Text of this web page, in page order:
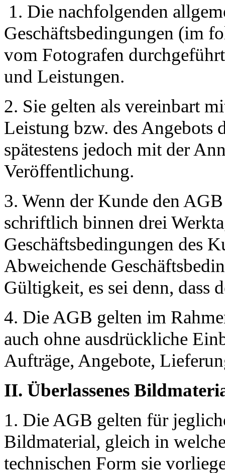
1. Die nachfolgenden
Geschäftsbedingungen (im
vom Fotografen
und Leistungen.
2. Sie gelten als vereinbart
Leistung bzw. des Angebots
spätestens jedoch mit der
Veröffentlichung.
3. Wenn der Kunde den
schriftlich binnen drei
Geschäftsbedingungen des
Abweichende
Gültigkeit, es sei denn, dass
4. Die AGB gelten im
auch ohne ausdrückliche
Aufträge, Angebote,
II. Überlassenes
1. Die AGB gelten für
Bildmaterial, gleich in
technischen Form sie